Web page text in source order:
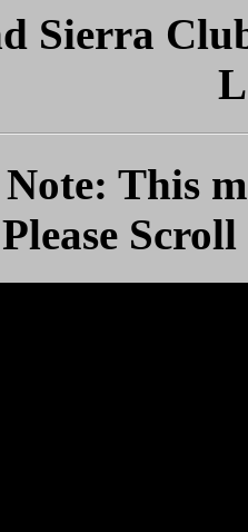
Sierra
This
Please